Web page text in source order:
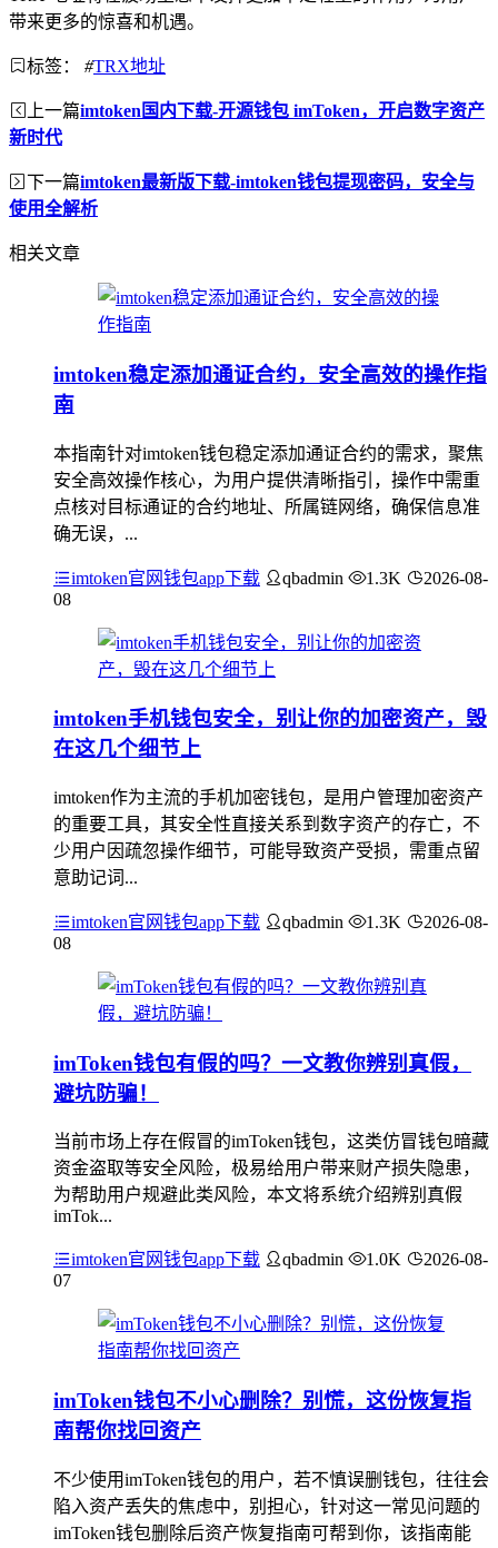
带来更多的惊喜和机遇。
标签： #TRX地址
上一篇imtoken国内下载-开源钱包 imToken，开启数字资产
新时代
下一篇imtoken最新版下载-imtoken钱包提现密码，安全与
使用全解析
相关文章
imtoken稳定添加通证合约，安全高效的操作指
南
本指南针对imtoken钱包稳定添加通证合约的需求，聚焦
安全高效操作核心，为用户提供清晰指引，操作中需重
点核对目标通证的合约地址、所属链网络，确保信息准
确无误，...
imtoken官网钱包app下载 qbadmin 1.3K
2026-08-
08
imtoken手机钱包安全，别让你的加密资产，毁
在这几个细节上
imtoken作为主流的手机加密钱包，是用户管理加密资产
的重要工具，其安全性直接关系到数字资产的存亡，不
少用户因疏忽操作细节，可能导致资产受损，需重点留
意助记词...
imtoken官网钱包app下载 qbadmin 1.3K
2026-08-
08
imToken钱包有假的吗？一文教你辨别真假，
避坑防骗！
当前市场上存在假冒的imToken钱包，这类仿冒钱包暗藏
资金盗取等安全风险，极易给用户带来财产损失隐患，
为帮助用户规避此类风险，本文将系统介绍辨别真假
imTok...
imtoken官网钱包app下载 qbadmin 1.0K
2026-08-
07
imToken钱包不小心删除？别慌，这份恢复指
南帮你找回资产
不少使用imToken钱包的用户，若不慎误删钱包，往往会
陷入资产丢失的焦虑中，别担心，针对这一常见问题的
imToken钱包删除后资产恢复指南可帮到你，该指南能